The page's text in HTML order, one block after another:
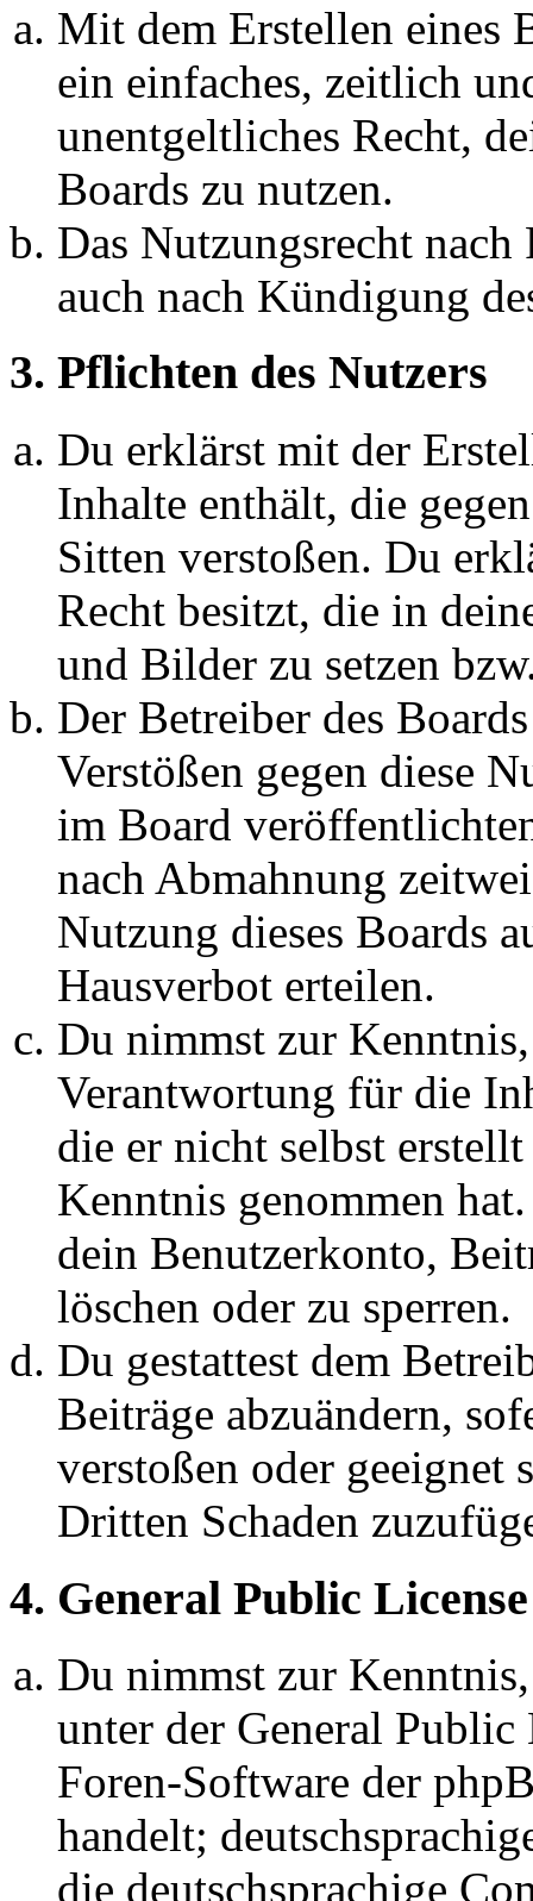
Mit dem Erstellen eines
ein einfaches, zeitlich
unentgeltliches Recht,
Boards zu nutzen.
Das Nutzungsrecht
auch nach Kündigung
3. Pflichten des Nutzers
Du erklärst mit der
Inhalte enthält, die
Sitten verstoßen. Du
Recht besitzt, die in
und Bilder zu setzen
Der Betreiber des
Verstößen gegen diese
im Board
nach Abmahnung
Nutzung dieses Boards
Hausverbot erteilen.
Du nimmst zur
Verantwortung für die
die er nicht selbst
Kenntnis genommen
dein Benutzerkonto,
löschen oder zu sperren.
Du gestattest dem
Beiträge abzuändern,
verstoßen oder geeignet
Dritten Schaden
4. General Public License
Du nimmst zur
unter der General
Foren-Software der
handelt;
die deutschsprachige